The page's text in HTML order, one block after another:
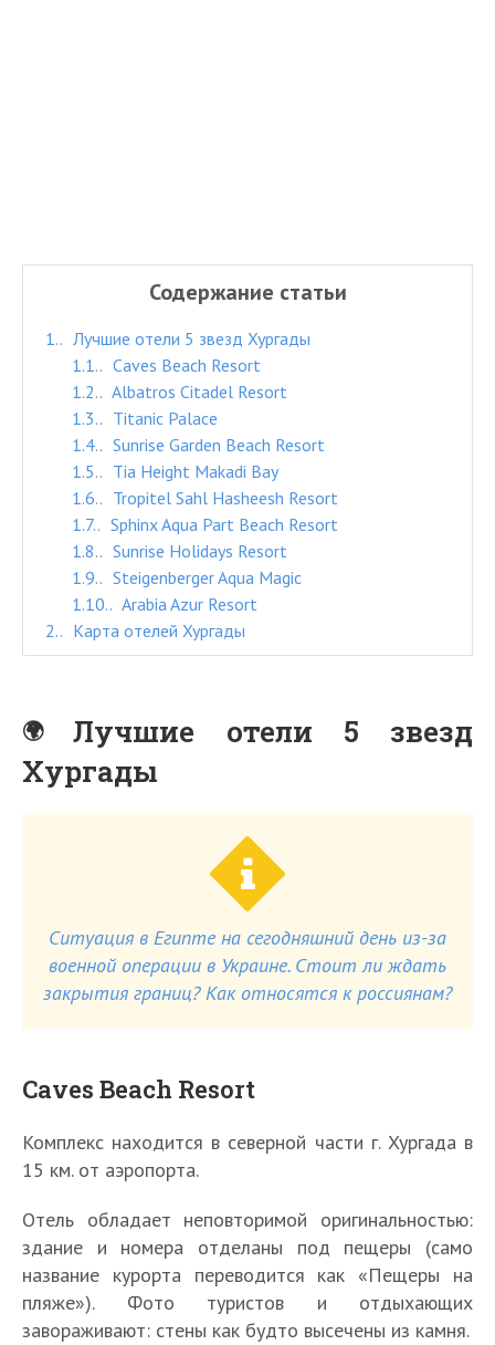
Содержание статьи
1.
Лучшие отели 5 звезд Хургады
1.1.
Caves Beach Resort
1.2.
Albatros Citadel Resort
1.3.
Titanic Palace
1.4.
Sunrise Garden Beach Resort
1.5.
Tia Height Makadi Bay
1.6.
Tropitel Sahl Hasheesh Resort
1.7.
Sphinx Aqua Part Beach Resort
1.8.
Sunrise Holidays Resort
1.9.
Steigenberger Aqua Magic
1.10.
Arabia Azur Resort
2.
Карта отелей Хургады
Лучшие отели 5 звезд
Хургады
Ситуация в Египте на сегодняшний день из-за
военной операции в Украине. Стоит ли ждать
закрытия границ? Как относятся к россиянам?
Caves Beach Resort
Комплекс находится в северной части г. Хургада в
15 км. от аэропорта.
Отель обладает неповторимой оригинальностью:
здание и номера отделаны под пещеры (само
название курорта переводится как «Пещеры на
пляже»). Фото туристов и отдыхающих
завораживают: стены как будто высечены из камня.